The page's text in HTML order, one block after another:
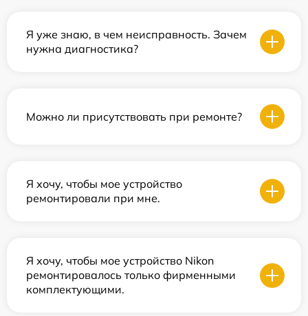
Я уже знаю, в чем неисправность. Зачем
нужна диагностика?
Можно ли присутствовать при ремонте?
Я хочу, чтобы мое устройство
ремонтировали при мне.
Я хочу, чтобы мое устройство Nikon
ремонтировалось только фирменными
комплектующими.